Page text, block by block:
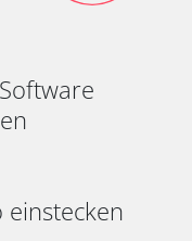
einstecken